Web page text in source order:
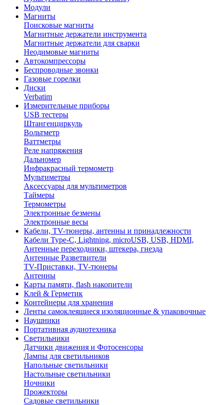
Модули
Магниты
Поисковые магниты
Магнитные держатели инструмента
Магнитные держатели для сварки
Неодимовые магниты
Автокомпрессоры
Беспроводные звонки
Газовые горелки
Диски
Verbatim
Измерительные приборы
USB тестеры
Штангенциркуль
Вольтметр
Ваттметры
Реле напряжения
Дальномер
Инфракрасный термометр
Мультиметры
Аксессуары для мультиметров
Таймеры
Термометры
Электронные безмены
Электронные весы
Кабели, TV-тюнеры, антенны и принадлежности
Кабели Type-C, Lightning, microUSB, USB, HDMI,
Антенные переходники, штекера, гнезда
Антенные Разветвители
TV-Приставки, TV-тюнеры
Антенны
Карты памяти, flash накопители
Клей & Герметик
Контейнеры для хранения
Ленты самоклеящиеся изоляционные & упаковочные
Наушники
Портативная аудиотехника
Светильники
Датчики движения и Фотосенсоры
Лампы для светильников
Напольные светильники
Настольные светильники
Ночники
Прожекторы
Садовые светильники